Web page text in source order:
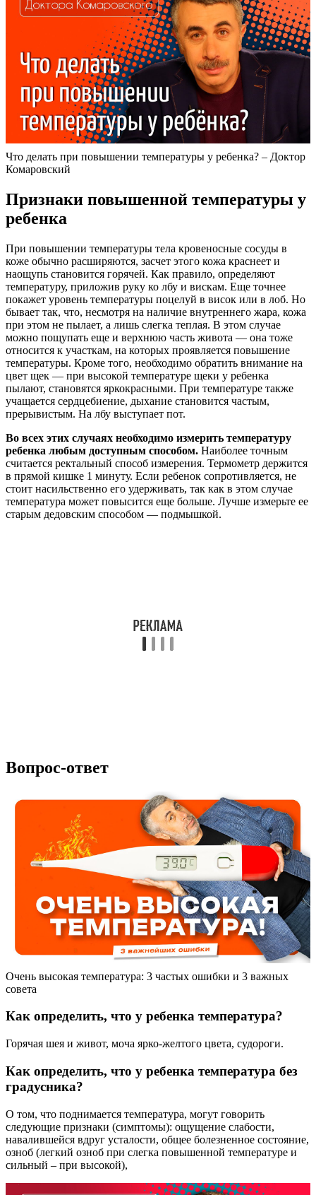
Что делать при повышении температуры у ребенка? – Доктор
Комаровский
Признаки повышенной температуры у
ребенка
При повышении температуры тела кровеносные сосуды в
коже обычно расширяются, засчет этого кожа краснеет и
наощупь становится горячей. Как правило, определяют
температуру, приложив руку ко лбу и вискам. Еще точнее
покажет уровень температуры поцелуй в висок или в лоб. Но
бывает так, что, несмотря на наличие внутреннего жара, кожа
при этом не пылает, а лишь слегка теплая. В этом случае
можно пощупать еще и верхнюю часть живота — она тоже
относится к участкам, на которых проявляется повышение
температуры. Кроме того, необходимо обратить внимание на
цвет щек — при высокой температуре щеки у ребенка
пылают, становятся яркокрасными. При температуре также
учащается сердцебиение, дыхание становится частым,
прерывистым. На лбу выступает пот.
Во всех этих случаях необходимо измерить температуру
ребенка любым доступным способом. Наиболее точным
считается ректальный способ измерения. Термометр держится
в прямой кишке 1 минуту. Если ребенок сопротивляется, не
стоит насильственно его удерживать, так как в этом случае
температура может повысится еще больше. Лучше измерьте ее
старым дедовским способом — подмышкой.
Вопрос-ответ
Очень высокая температура: 3 частых ошибки и 3 важных
совета
Как определить, что у ребенка температура?
Горячая шея и живот, моча ярко-желтого цвета, судороги.
Как определить, что у ребенка температура без
градусника?
О том, что поднимается температура, могут говорить
следующие признаки (симптомы): ощущение слабости,
навалившейся вдруг усталости, общее болезненное состояние,
озноб (легкий озноб при слегка повышенной температуре и
сильный – при высокой),